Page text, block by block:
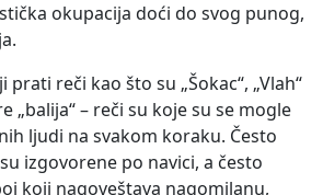
okupacija doći do svog punog,
reči kao što su „Šokac“, „Vlah“
„balija“ – reči su koje su se mogle
ljudi na svakom koraku. Često
izgovorene po navici, a često
koji nagoveštava nagomilanu,